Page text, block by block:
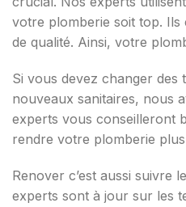
votre plomberie soit top. Ils
de qualité. Ainsi, votre
Si vous devez changer des
nouveaux sanitaires, nous
experts vous conseilleront
rendre votre plomberie
Renover c’est aussi suivre
experts sont à jour sur les